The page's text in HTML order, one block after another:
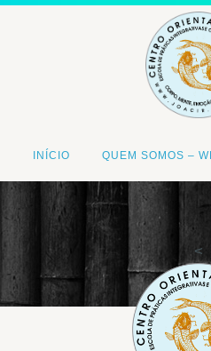
INÍCIO QUEM SOMOS –
<